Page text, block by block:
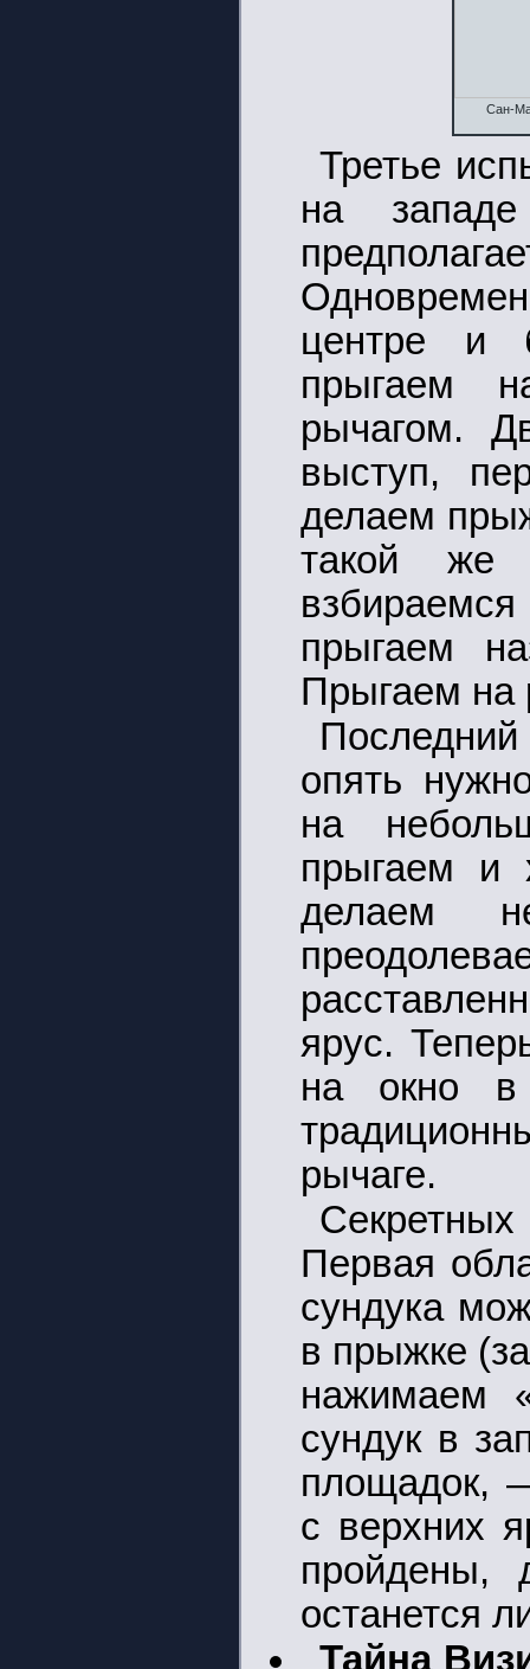
Сан-
Третье
на
центре и
прыгаем
рычагом.
выступ,
делаем
такой же
прыгаем
Прыгаем на
Последний
опять
на
прыгаем и
делаем
ярус.
на окно в
рычаге.
Первая
сундука
в прыжке
нажимаем
сундук в
площадок,
с верхних
пройдены,
останется
Тайна